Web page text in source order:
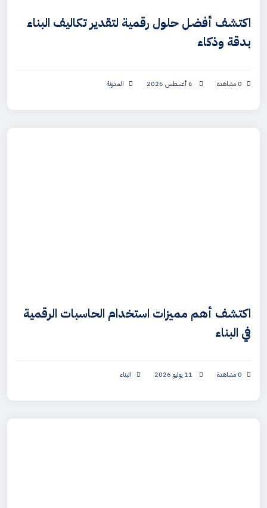
اكتشف أفضل حلول رقمية لتقدير تكاليف البناء
بدقة وذكاء
0 مشاهدة المدونة
اكتشف أهم مميزات استخدام الحاسبات الرقمية
في البناء
0 مشاهدة البناء